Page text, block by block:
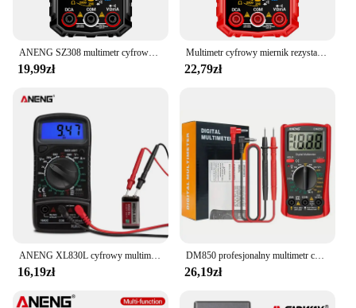
ANENG SZ308 multimetr cyfrowy 1999 zliczeń woltomierz AC/DC amperomierz tester napięcia miernik rezystancji HFE trioda brzęczyk multimetr
19,99zł
Multimetr cyfrowy miernik rezystancji napięcia precyzyjny tester fali prostokątnej HFE trioda brzęczyk multimetr wielofunkcyjny Tester
22,79zł
ANENG XL830L cyfrowy multimetr wielofunkcyjny wysokiej precyzji cyfrowy wyświetlacz elektryczny rezystancyjny miernik napięcia
16,19zł
DM850 profesjonalny multimetr cyfrowy 1999 Tester automatyczna klimatyzacja/DC Votage amperomierz prądu omm sonda testowa profesjonalnego detektor
26,19zł